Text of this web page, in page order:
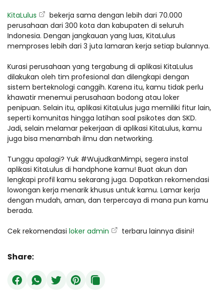
KitaLulus
bekerja sama dengan lebih dari 70.000
perusahaan dari 300 kota dan kabupaten di seluruh
Indonesia. Dengan jangkauan yang luas, KitaLulus
memproses lebih dari 3 juta lamaran kerja setiap bulannya.
Kurasi perusahaan yang tergabung di aplikasi KitaLulus
dilakukan oleh tim profesional dan dilengkapi dengan
sistem berteknologi canggih. Karena itu, kamu tidak perlu
khawatir menemui perusahaan bodong atau loker
penipuan. Selain itu, aplikasi KitaLulus juga memiliki fitur lain,
seperti komunitas hingga latihan soal psikotes dan SKD.
Jadi, selain melamar pekerjaan di aplikasi KitaLulus, kamu
juga bisa menambah ilmu dan networking.
Tunggu apalagi? Yuk #WujudkanMimpi, segera instal
aplikasi KitaLulus di handphone kamu! Buat akun dan
lengkapi profil kamu sekarang juga. Dapatkan rekomendasi
lowongan kerja menarik khusus untuk kamu. Lamar kerja
dengan mudah, aman, dan terpercaya di mana pun kamu
berada.
Cek rekomendasi loker admin terbaru lainnya disini!
Share: